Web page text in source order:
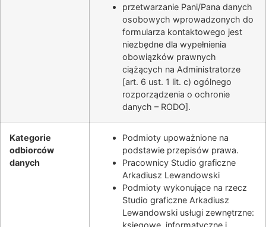
przetwarzanie Pani/Pana danych
osobowych wprowadzonych do
formularza kontaktowego jest
niezbędne dla wypełnienia
obowiązków prawnych
ciążących na Administratorze
[art. 6 ust. 1 lit. c) ogólnego
rozporządzenia o ochronie
danych – RODO].
Kategorie
odbiorców
danych
Podmioty upoważnione na
podstawie przepisów prawa.
Pracownicy Studio graficzne
Arkadiusz Lewandowski
Podmioty wykonujące na rzecz
Studio graficzne Arkadiusz
Lewandowski usługi zewnętrzne:
księgowe, informatyczne i